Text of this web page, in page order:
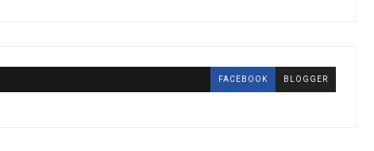
FACEBOOK BLOGGER